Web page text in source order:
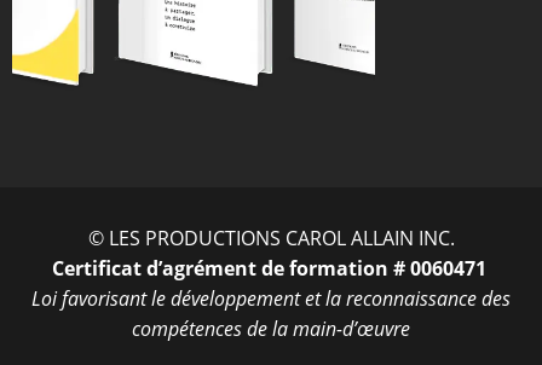
© LES PRODUCTIONS CAROL ALLAIN INC.
Certificat d’agrément de formation # 0060471
Loi favorisant le développement et la reconnaissance des
compétences de la main-d’œuvre